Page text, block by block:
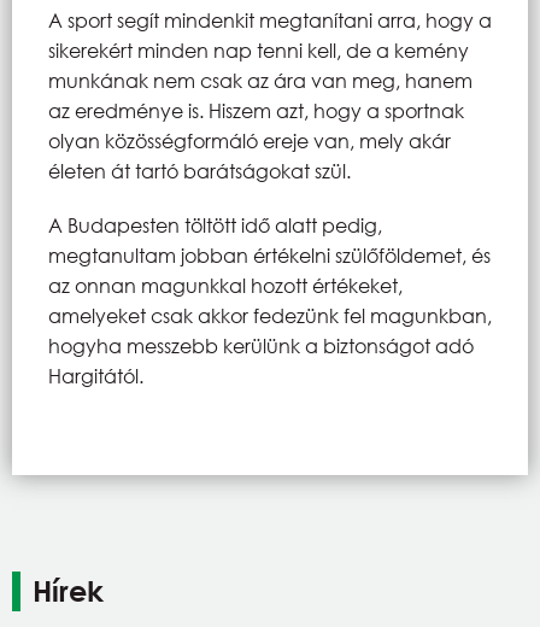
A sport segít mindenkit megtanítani arra, hogy a
sikerekért minden nap tenni kell, de a kemény
munkának nem csak az ára van meg, hanem
az eredménye is. Hiszem azt, hogy a sportnak
olyan közösségformáló ereje van, mely akár
életen át tartó barátságokat szül.
A Budapesten töltött idő alatt pedig,
megtanultam jobban értékelni szülőföldemet, és
az onnan magunkkal hozott értékeket,
amelyeket csak akkor fedezünk fel magunkban,
hogyha messzebb kerülünk a biztonságot adó
Hargitától.
Hírek